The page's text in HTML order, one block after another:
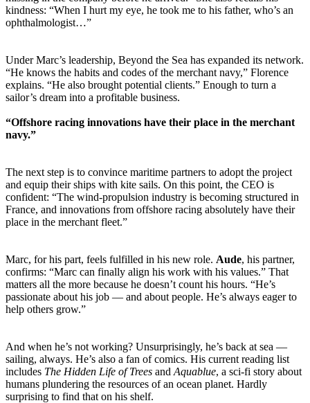
kindness: “When I hurt my eye, he took me to his father, who’s an
ophthalmologist…”
Under Marc’s leadership, Beyond the Sea has expanded its network.
“He knows the habits and codes of the merchant navy,” Florence
explains. “He also brought potential clients.” Enough to turn a
sailor’s dream into a profitable business.
“Offshore racing innovations have their place in the merchant
navy.”
The next step is to convince maritime partners to adopt the project
and equip their ships with kite sails. On this point, the CEO is
confident: “The wind-propulsion industry is becoming structured in
France, and innovations from offshore racing absolutely have their
place in the merchant fleet.”
Marc, for his part, feels fulfilled in his new role. Aude, his partner,
confirms: “Marc can finally align his work with his values.” That
matters all the more because he doesn’t count his hours. “He’s
passionate about his job — and about people. He’s always eager to
help others grow.”
And when he’s not working? Unsurprisingly, he’s back at sea —
sailing, always. He’s also a fan of comics. His current reading list
includes The Hidden Life of Trees and Aquablue, a sci-fi story about
humans plundering the resources of an ocean planet. Hardly
surprising to find that on his shelf.